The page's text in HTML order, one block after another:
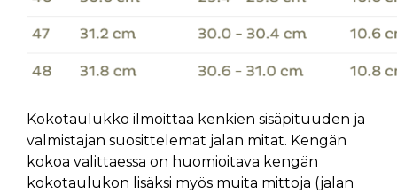
Kokotaulukko ilmoittaa kenkien sisäpituuden ja
valmistajan suosittelemat jalan mitat. Kengän
kokoa valittaessa on huomioitava kengän
kokotaulukon lisäksi myös muita mittoja (jalan